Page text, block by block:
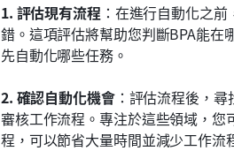
1. 評估現有流程 ：在進行自動化之
錯。這項評估將幫助您判斷BPA能在
先自動化哪些任務。
2. 確認自動化機會：評估流程後，尋
審核工作流程。專注於這些領域，
程，可以節省大量時間並減少工作流